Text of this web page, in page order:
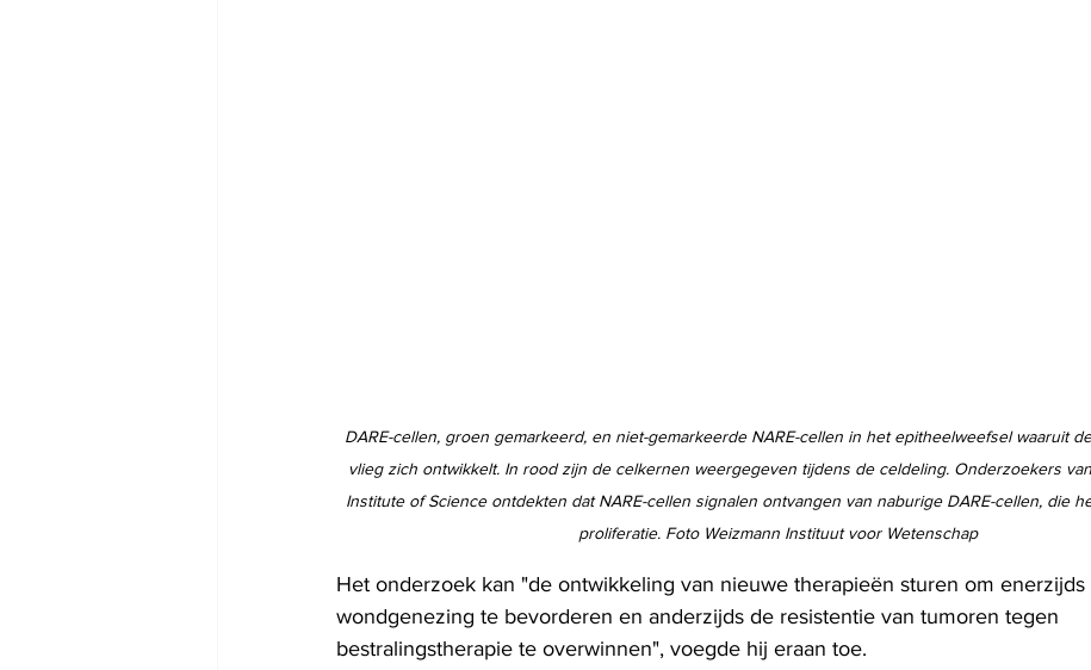
DARE-cellen, groen gemarkeerd, en niet-gemarkeerde NARE-cellen in het epitheelweefsel waaruit
vlieg zich ontwikkelt. In rood zijn de celkernen weergegeven tijdens de celdeling. Onderzoekers
Institute of Science ontdekten dat NARE-cellen signalen ontvangen van naburige DARE-cellen, die
proliferatie. Foto Weizmann Instituut voor Wetenschap
Het onderzoek kan "de ontwikkeling van nieuwe therapieën sturen om enerzijds
wondgenezing te bevorderen en anderzijds de resistentie van tumoren tegen
bestralingstherapie te overwinnen", voegde hij eraan toe.